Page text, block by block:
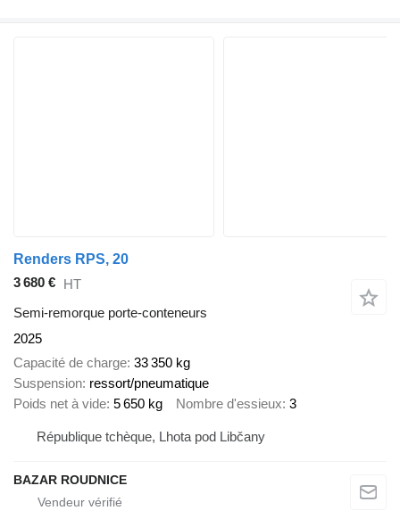
Renders RPS, 20
3 680 € HT
Semi-remorque porte-conteneurs
2025
Capacité de charge 33 350 kg
Suspension ressort/pneumatique
Poids net à vide 5 650 kg Nombre d'essieux 3
République tchèque, Lhota pod Libčany
BAZAR ROUDNICE